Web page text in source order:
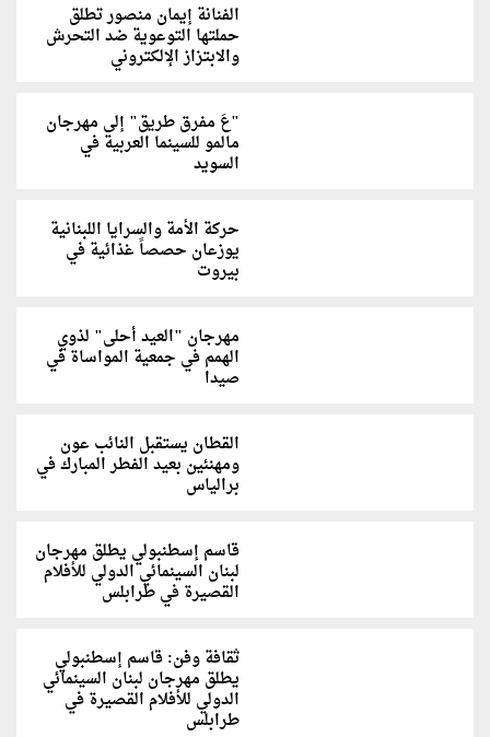
الفنانة إيمان منصور تطلق
حملتها التوعوية ضد التحرش
والابتزاز الإلكتروني
"عَ مفرق طريق" إلى مهرجان
مالمو للسينما العربية في
السويد
حركة الأمة والسرايا اللبنانية
يوزعان حصصاً غذائية في
بيروت
مهرجان "العيد أحلى" لذوي
الهمم في جمعية المواساة في
صيدا
القطان يستقبل النائب عون
ومهنئين بعيد الفطر المبارك في
برالياس
قاسم إسطنبولي يطلق مهرجان
لبنان السينمائي الدولي للأفلام
القصيرة في طرابلس
ثقافة وفن: قاسم إسطنبولي
يطلق مهرجان لبنان السينمائي
الدولي للأفلام القصيرة في
طرابلس